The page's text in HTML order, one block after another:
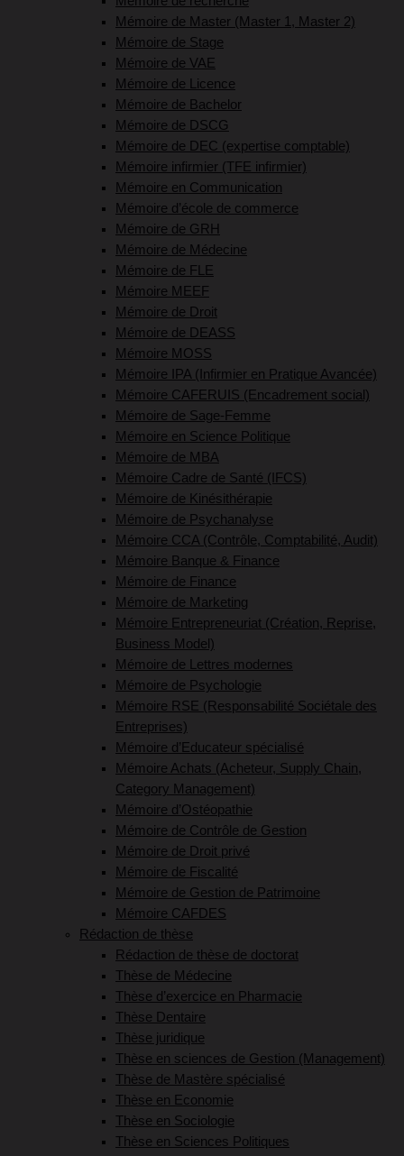
Mémoire de Master (Master 1, Master 2)
Mémoire de Stage
Mémoire de VAE
Mémoire de Licence
Mémoire de Bachelor
Mémoire de DSCG
Mémoire de DEC (expertise comptable)
Mémoire infirmier (TFE infirmier)
Mémoire en Communication
Mémoire d’école de commerce
Mémoire de GRH
Mémoire de Médecine
Mémoire de FLE
Mémoire MEEF
Mémoire de Droit
Mémoire de DEASS
Mémoire MOSS
Mémoire IPA (Infirmier en Pratique Avancée)
Mémoire CAFERUIS (Encadrement social)
Mémoire de Sage-Femme
Mémoire en Science Politique
Mémoire de MBA
Mémoire Cadre de Santé (IFCS)
Mémoire de Kinésithérapie
Mémoire de Psychanalyse
Mémoire CCA (Contrôle, Comptabilité, Audit)
Mémoire Banque & Finance
Mémoire de Finance
Mémoire de Marketing
Mémoire Entrepreneuriat (Création, Reprise,
Business Model)
Mémoire de Lettres modernes
Mémoire de Psychologie
Mémoire RSE (Responsabilité Sociétale des
Entreprises)
Mémoire d’Educateur spécialisé
Mémoire Achats (Acheteur, Supply Chain,
Category Management)
Mémoire d’Ostéopathie
Mémoire de Contrôle de Gestion
Mémoire de Droit privé
Mémoire de Fiscalité
Mémoire de Gestion de Patrimoine
Mémoire CAFDES
Rédaction de thèse
Rédaction de thèse de doctorat
Thèse de Médecine
Thèse d’exercice en Pharmacie
Thèse Dentaire
Thèse juridique
Thèse en sciences de Gestion (Management)
Thèse de Mastère spécialisé
Thèse en Economie
Thèse en Sociologie
Thèse en Sciences Politiques